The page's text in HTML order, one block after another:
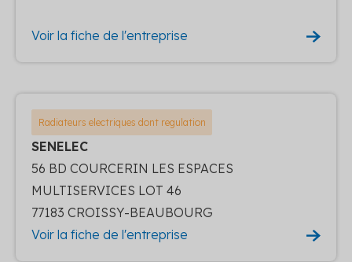
Voir la fiche de l'entreprise
Radiateurs electriques dont regulation
SENELEC
56 BD COURCERIN LES ESPACES
MULTISERVICES LOT 46
77183 CROISSY-BEAUBOURG
Voir la fiche de l'entreprise